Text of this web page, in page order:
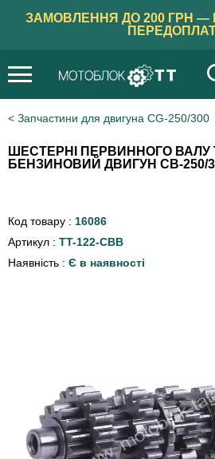
ЗАМОВЛЕННЯ ДО 200 ГРН —
Запчастини для двигуна CG-250/300
ШЕСТЕРНІ ПЕРВИННОГО ВАЛУ
БЕНЗИНОВИЙ ДВИГУН CB-250/
Код товару : 16086
Артикул : TT-122-СВВ
Наявність : Є в наявності